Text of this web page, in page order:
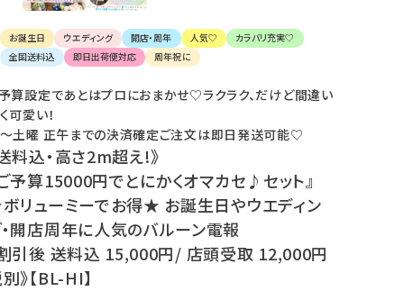
お誕生日 ウエディング 開店・周年 人気♡
カラバリ充実♡
全国送料込
即日出荷便対応 周年祝に
算設定であとはプロにおまかせ♡ラクラク、だけど間違い
可愛い！
土曜 正午までの決済確定ご注文は即日発送可能♡
料込・高さ2m超え!》
予算15000円でとにかくオマカセ♪セット』
リューミーでお得★ お誕生日やウエディン
開店周年に人気のバルーン電報
引後 送料込 15,000円/ 店頭受取 12,000円
》【BL-HI】